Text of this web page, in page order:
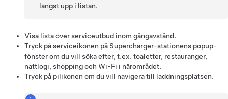
längst upp i listan.
Visa lista över serviceutbud inom gångavstånd.
Tryck på serviceikonen på Supercharger-stationens popup-
fönster om du vill söka efter, t.ex. toaletter, restauranger,
nattlogi, shopping och Wi-Fi i närområdet.
Tryck på pilikonen om du vill navigera till laddningsplatsen.